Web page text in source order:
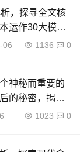
，探寻全文核
运作30大模式
战策略揭秘
06 1136 0
神秘而重要的
的秘密，揭秘
1023 0